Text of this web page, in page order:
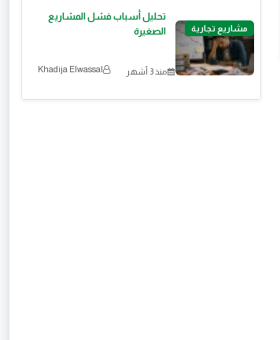
مشاريع تجارية
تحليل أسباب فشل المشاريع
الصغيرة
منذ 3 أشهر Khadija Elwassal